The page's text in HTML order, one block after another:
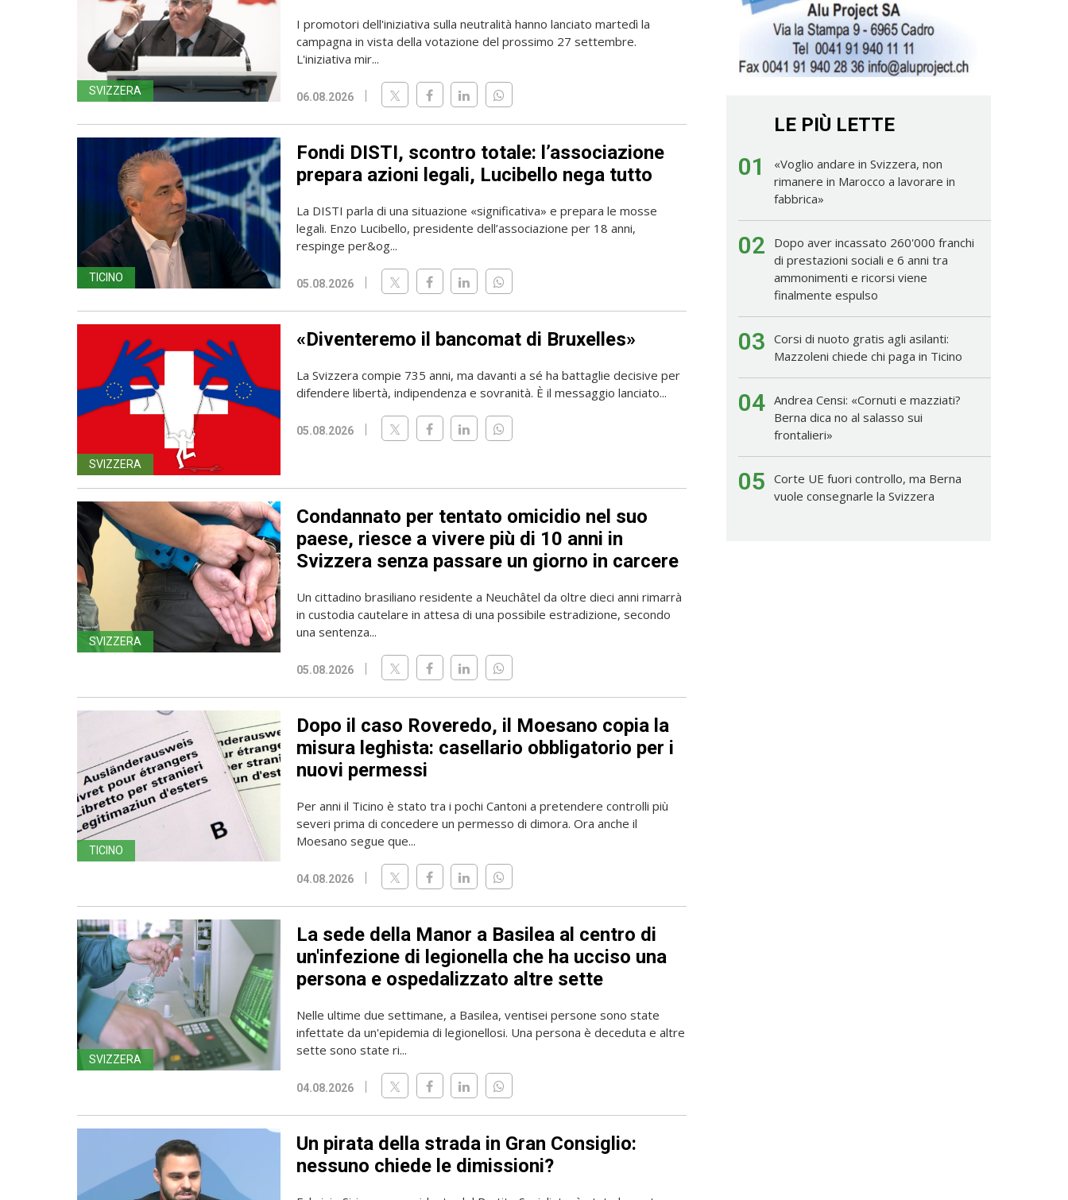
SVIZZERA
I promotori dell'iniziativa sulla neutralità hanno lanciato martedì la
campagna in vista della votazione del prossimo 27 settembre.
L'iniziativa mir...
06.08.2026
TICINO
Fondi DISTI, scontro totale: l’associazione
prepara azioni legali, Lucibello nega tutto
La DISTI parla di una situazione «significativa» e prepara le mosse
legali. Enzo Lucibello, presidente dell’associazione per 18 anni,
respinge per&og...
05.08.2026
SVIZZERA
«Diventeremo il bancomat di Bruxelles»
La Svizzera compie 735 anni, ma davanti a sé ha battaglie decisive per
difendere libertà, indipendenza e sovranità. È il messaggio lanciato...
05.08.2026
SVIZZERA
Condannato per tentato omicidio nel suo
paese, riesce a vivere più di 10 anni in
Svizzera senza passare un giorno in carcere
Un cittadino brasiliano residente a Neuchâtel da oltre dieci anni rimarrà
in custodia cautelare in attesa di una possibile estradizione, secondo
una sentenza...
05.08.2026
TICINO
Dopo il caso Roveredo, il Moesano copia la
misura leghista: casellario obbligatorio per i
nuovi permessi
Per anni il Ticino è stato tra i pochi Cantoni a pretendere controlli più
severi prima di concedere un permesso di dimora. Ora anche il
Moesano segue que...
04.08.2026
SVIZZERA
La sede della Manor a Basilea al centro di
un'infezione di legionella che ha ucciso una
persona e ospedalizzato altre sette
Nelle ultime due settimane, a Basilea, ventisei persone sono state
infettate da un'epidemia di legionellosi. Una persona è deceduta e altre
sette sono state ri...
04.08.2026
Un pirata della strada in Gran Consiglio:
nessuno chiede le dimissioni?
LE PIÙ LETTE
01
«Voglio andare in Svizzera, non
rimanere in Marocco a lavorare in
fabbrica»
02
Dopo aver incassato 260'000 franchi
di prestazioni sociali e 6 anni tra
ammonimenti e ricorsi viene
finalmente espulso
03 Corsi di nuoto gratis agli asilanti:
Mazzoleni chiede chi paga in Ticino
04 Andrea Censi: «Cornuti e mazziati?
Berna dica no al salasso sui
frontalieri»
05 Corte UE fuori controllo, ma Berna
vuole consegnarle la Svizzera